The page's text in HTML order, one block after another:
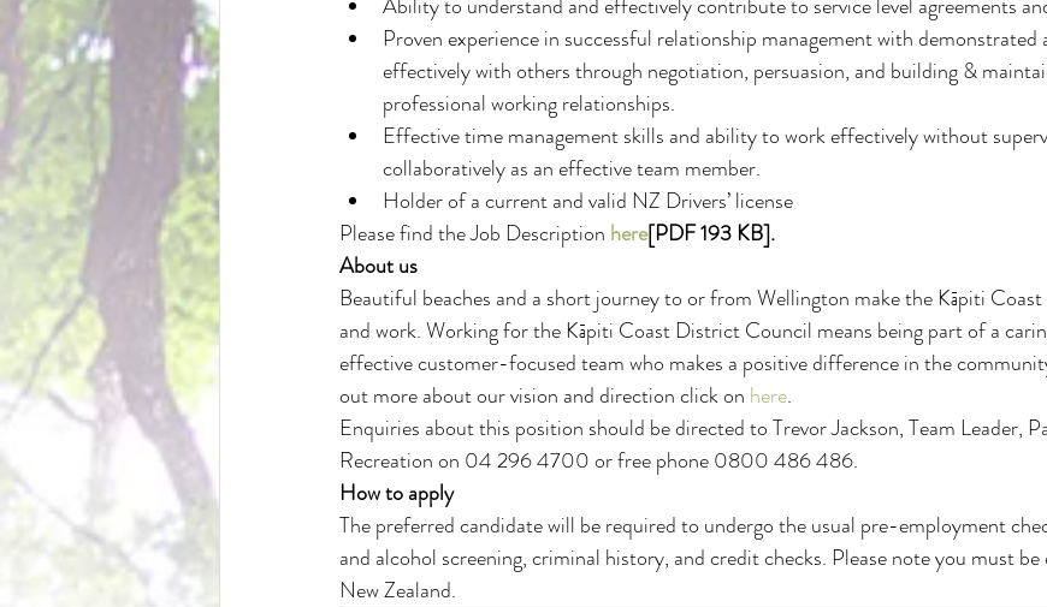
Proven experience in successful relationship management with
effectively with others through negotiation, persuasion, and building &
professional working relationships.
Effective time management skills and ability to work effectively without
collaboratively as an effective team member.
Holder of a current and valid NZ Drivers’ license
Please find the Job Description here[PDF 193 KB].
About us
Beautiful beaches and a short journey to or from Wellington make the Kāpiti
and work. Working for the Kāpiti Coast District Council means being part of a
effective customer-focused team who makes a positive difference in the
out more about our vision and direction click on here.
Enquiries about this position should be directed to Trevor Jackson, Team Leader,
Recreation on 04 296 4700 or free phone 0800 486 486.
How to apply
The preferred candidate will be required to undergo the usual pre-employment
and alcohol screening, criminal history, and credit checks. Please note you must
New Zealand.